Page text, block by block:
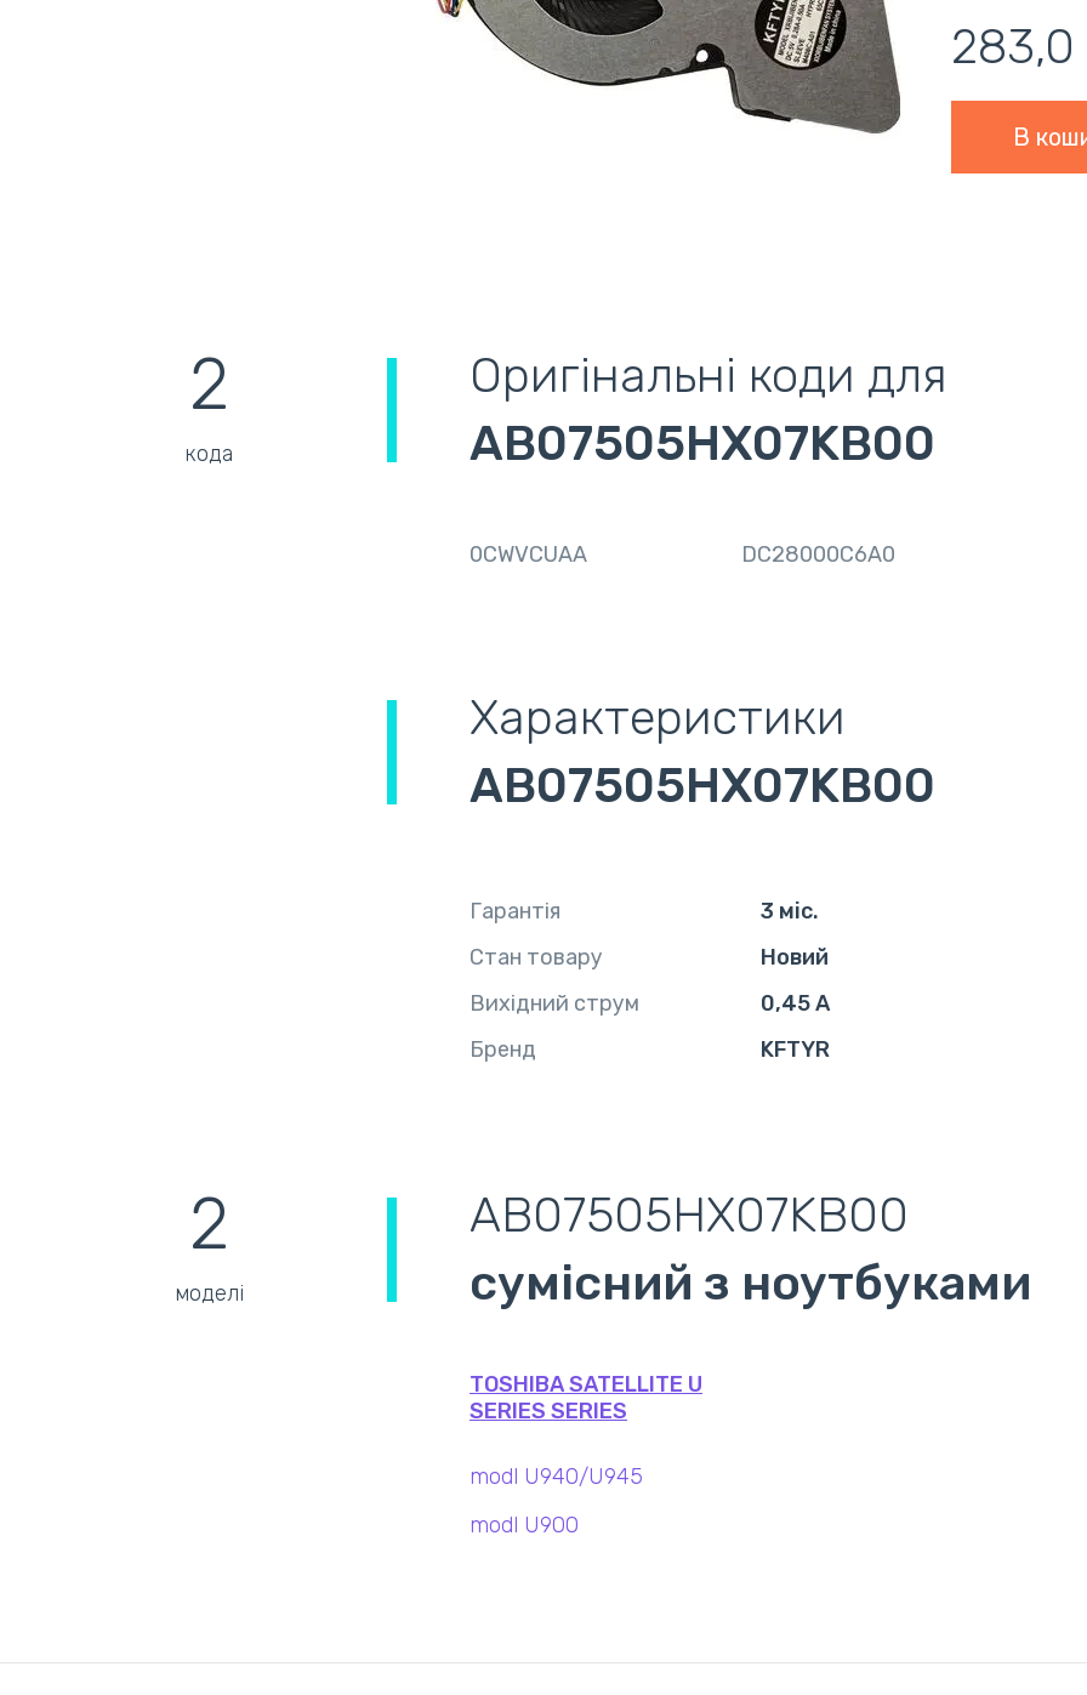
283,0
2
кода
Оригінальні коди для
AB07505HX07KB00
0CWVCUAA DC28000C6A0
Характеристики
AB07505HX07KB00
Гарантія
3 міс.
Стан товару
Новий
Вихідний струм
0,45 А
Бренд
KFTYR
2
моделі
AB07505HX07KB00
сумісний з ноутбуками
TOSHIBA SATELLITE U
SERIES SERIES
modl U940/U945
modl U900